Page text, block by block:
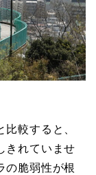
較すると、
きれていませ
の脆弱性が根